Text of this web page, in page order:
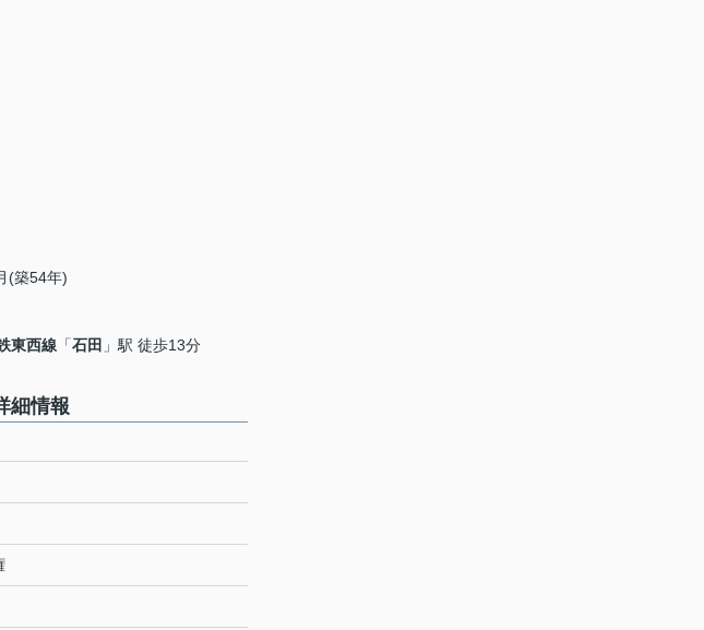
(築54年)
東西線 「石田 」駅 徒歩13分
細情報